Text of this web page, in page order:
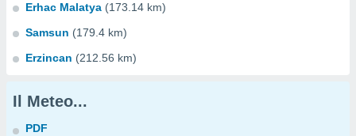
Erhac Malatya (173.14 km)
Samsun (179.4 km)
Erzincan (212.56 km)
Il Meteo...
PDF